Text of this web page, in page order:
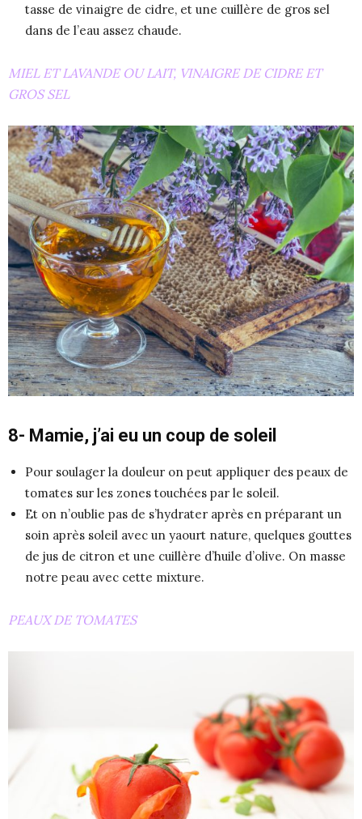
tasse de vinaigre de cidre, et une cuillère de gros sel
dans de l’eau assez chaude.
MIEL ET LAVANDE OU LAIT, VINAIGRE DE CIDRE ET
GROS SEL
8- Mamie, j’ai eu un coup de soleil
Pour soulager la douleur on peut appliquer des peaux de
tomates sur les zones touchées par le soleil.
Et on n’oublie pas de s’hydrater après en préparant un
soin après soleil avec un yaourt nature, quelques gouttes
de jus de citron et une cuillère d’huile d’olive. On masse
notre peau avec cette mixture.
PEAUX DE TOMATES